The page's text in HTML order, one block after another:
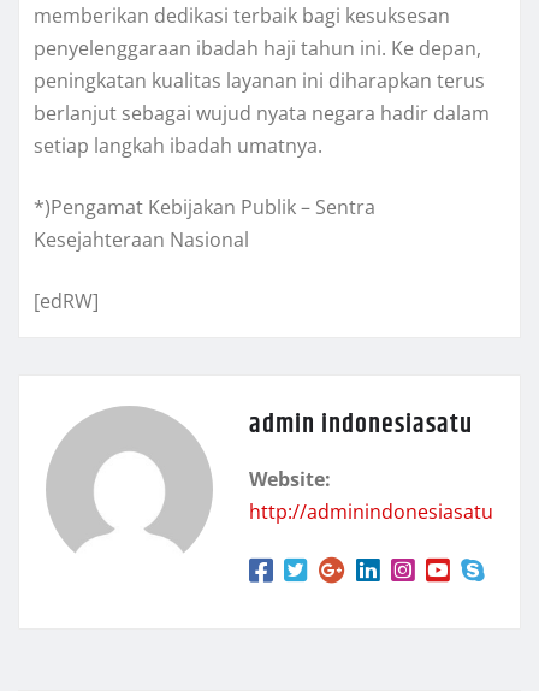
memberikan dedikasi terbaik bagi kesuksesan
penyelenggaraan ibadah haji tahun ini. Ke depan,
peningkatan kualitas layanan ini diharapkan terus
berlanjut sebagai wujud nyata negara hadir dalam
setiap langkah ibadah umatnya.
*)Pengamat Kebijakan Publik – Sentra
Kesejahteraan Nasional
[edRW]
admin indonesiasatu
Website:
http://adminindonesiasatu